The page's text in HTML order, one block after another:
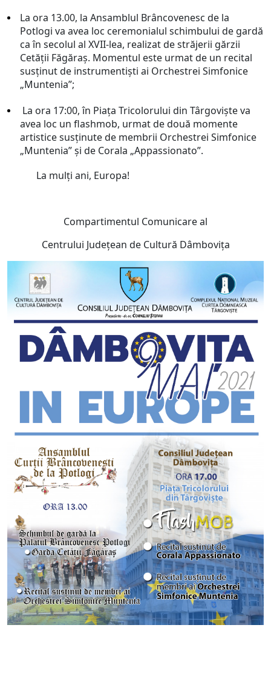
La ora 13.00, la Ansamblul Brâncovenesc de la
Potlogi va avea loc ceremonialul schimbului de gardă
ca în secolul al XVII-lea, realizat de străjerii gărzii
Cetății Făgăraș. Momentul este urmat de un recital
susținut de instrumentiști ai Orchestrei Simfonice
„Muntenia”;
La ora 17:00, în Piața Tricolorului din Târgoviște va
avea loc un flashmob, urmat de două momente
artistice susținute de membrii Orchestrei Simfonice
„Muntenia” și de Corala „Appassionato”.
La mulți ani, Europa!
Compartimentul Comunicare al
Centrului Judeţean de Cultură Dâmboviţa